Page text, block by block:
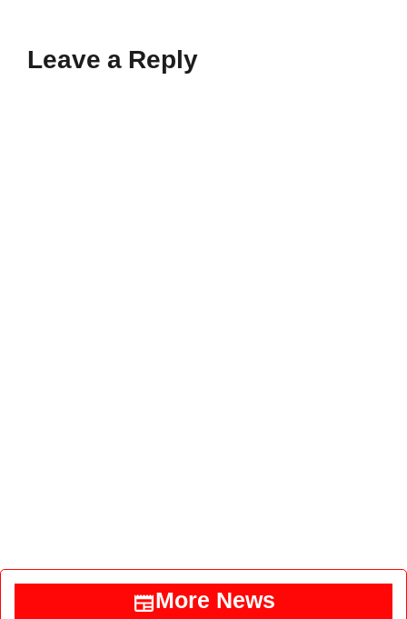
Leave a Reply
More News